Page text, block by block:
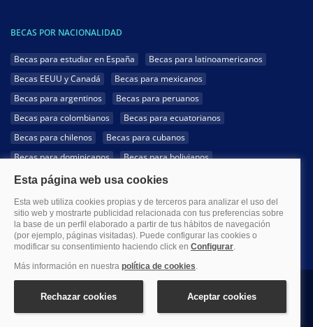
BECAS POR NACIONALIDAD
Becas para estudiar en España
Becas para latinoamericanos
Becas EEUU y Canadá
Becas para mexicanos
Becas para argentinos
Becas para peruanos
Becas para colombianos
Becas para ecuatorianos
Becas para chilenos
Becas para cubanos
Becas para dominicanos
Becas para bolivianos
Becas para venezolanos
Becas para panameños
Becas para guatemaltecos
Becas para costarricenses
Becas para hondureños
Becas para paraguayos
Becas para uruguayos
Becas para salvadoreños
Aviso legal Política de Privacidad Política de Cookies